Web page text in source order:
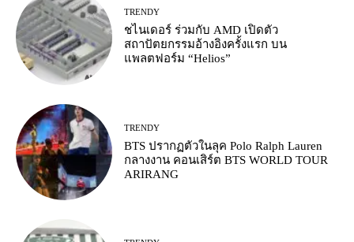
TRENDY
ชไนเดอร์ ร่วมกับ AMD เปิดตัว
สถาปัตยกรรมอ้างอิงครั้งแรก บน
แพลตฟอร์ม “Helios”
TRENDY
BTS ปรากฏตัวในลุค Polo Ralph Lauren
กลางงาน คอนเสิร์ต BTS WORLD TOUR
ARIRANG